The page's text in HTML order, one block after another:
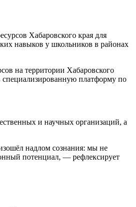
Хабаровского края для
навыков у школьников в районах
на территории Хабаровского
специализированную платформу по
и научных организаций, а
надлом сознания: мы не
потенциал, — рефлексирует